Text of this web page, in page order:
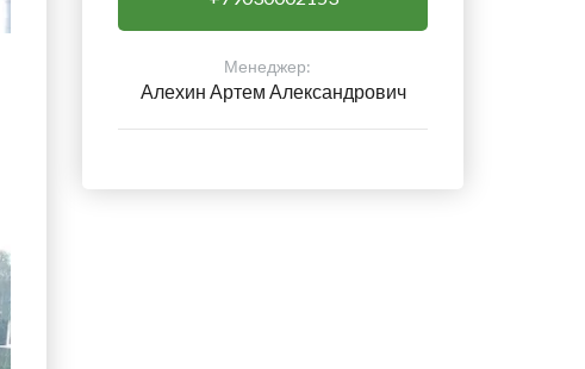
Менеджер:
Алехин Артем Александрович